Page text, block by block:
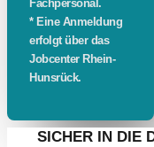
Fachpersonal.
* Eine Anmeldung
erfolgt über das
Jobcenter Rhein-
Hunsrück.
SICHER IN DIE